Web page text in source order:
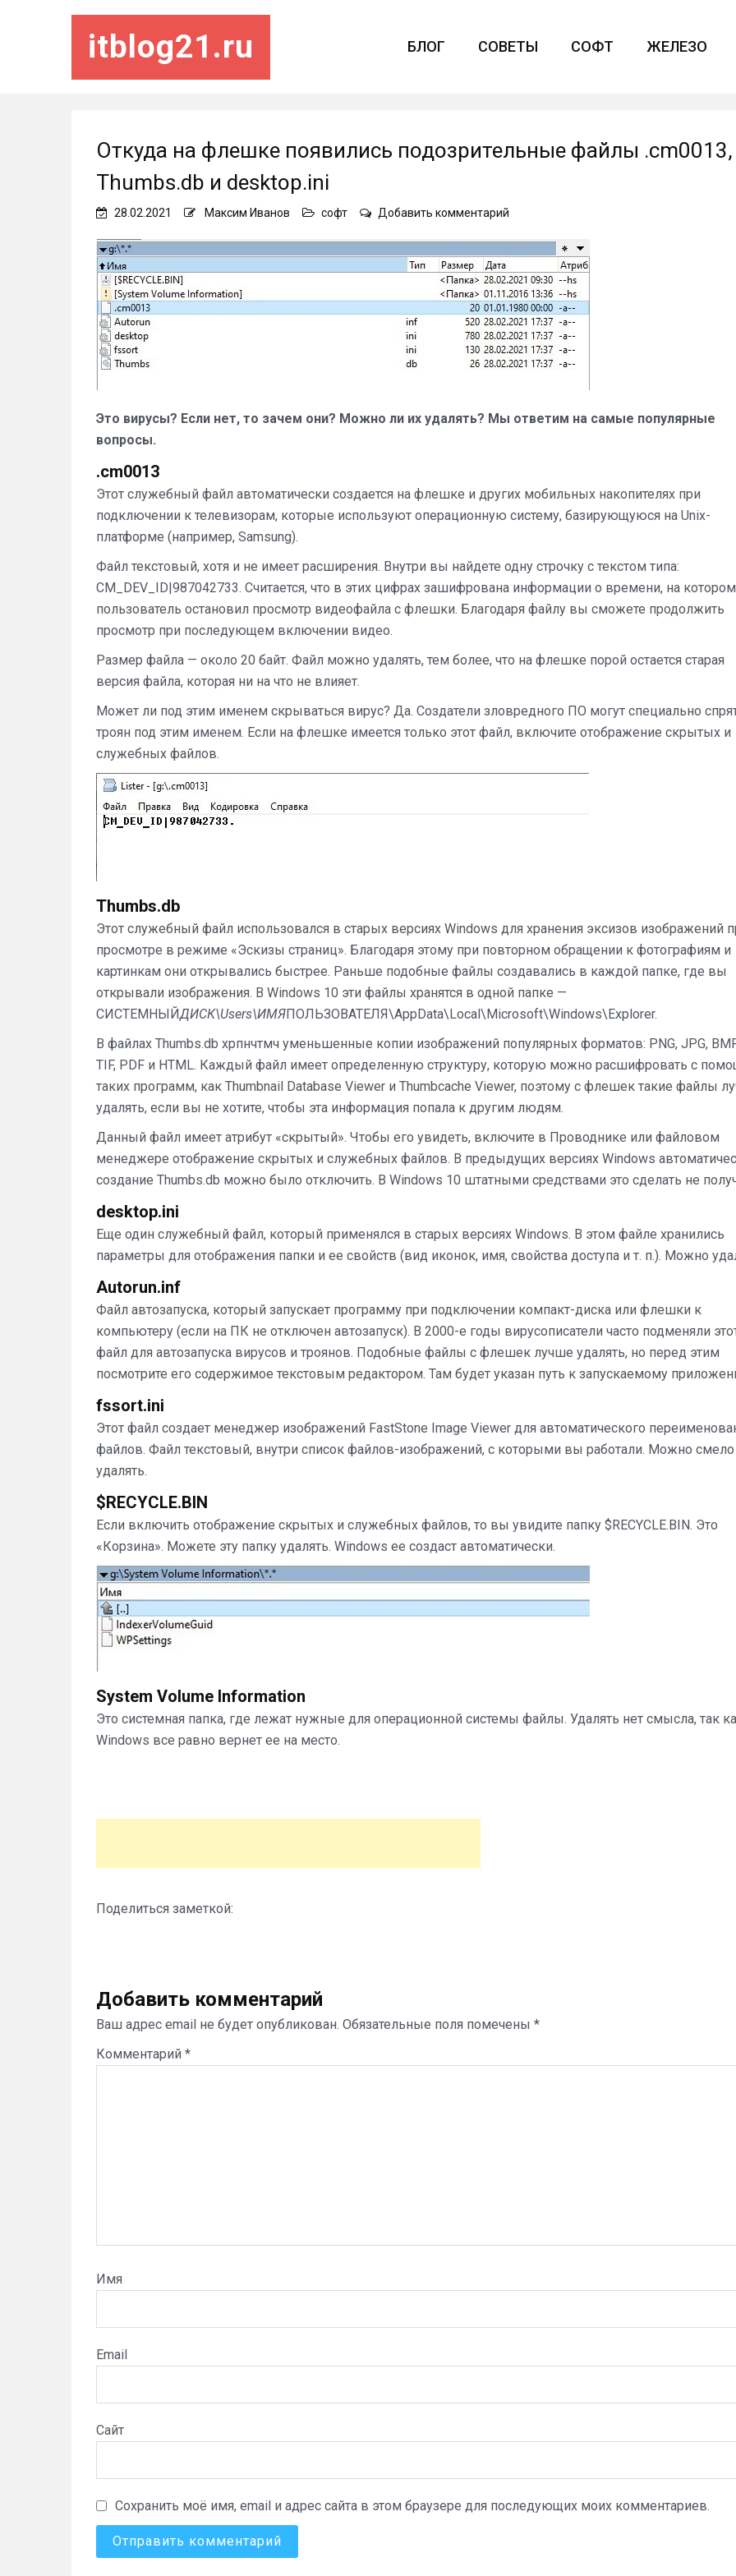
itblog21.ru БЛОГ СОВЕТЫ СОФТ ЖЕЛЕЗО
Откуда на флешке появились подозрительные файлы .cm0013,
Thumbs.db и desktop.ini
28.02.2021 Максим Иванов софт Добавить комментарий
на
появились
подозрительные
файлы
.cm0013,
Thumbs.db
и
Это вирусы? Если нет, то зачем они? Можно ли их удалять? Мы ответим на самые популярные
вопросы.
.cm0013
Этот служебный файл автоматически создается на флешке и других мобильных накопителях при
подключении к телевизорам, которые используют операционную систему, базирующуюся на Unix-
платформе (например, Samsung).
Файл текстовый, хотя и не имеет расширения. Внутри вы найдете одну строчку с текстом типа:
CM_DEV_ID|987042733. Считается, что в этих цифрах зашифрована информации о времени, на котором
пользователь остановил просмотр видеофайла с флешки. Благодаря файлу вы сможете продолжить
просмотр при последующем включении видео.
Размер файла — около 20 байт. Файл можно удалять, тем более, что на флешке порой остается старая
версия файла, которая ни на что не влияет.
Может ли под этим именем скрываться вирус? Да. Создатели зловредного ПО могут специально
троян под этим именем. Если на флешке имеется только этот файл, включите отображение скрытых и
служебных файлов.
Thumbs.db
Этот служебный файл использовался в старых версиях Windows для хранения эксизов изображений
просмотре в режиме «Эскизы страниц». Благодаря этому при повторном обращении к фотографиям и
картинкам они открывались быстрее. Раньше подобные файлы создавались в каждой папке, где вы
открывали изображения. В Windows 10 эти файлы хранятся в одной папке —
СИСТЕМНЫЙДИСК\Users\ИМЯПОЛЬЗОВАТЕЛЯ\AppData\Local\Microsoft\Windows\Explorer.
В файлах Thumbs.db хрпнчтмч уменьшенные копии изображений популярных форматов: PNG, JPG,
TIF, PDF и HTML. Каждый файл имеет определенную структуру, которую можно расшифровать с
таких программ, как Thumbnail Database Viewer и Thumbcache Viewer, поэтому с флешек такие файлы
удалять, если вы не хотите, чтобы эта информация попала к другим людям.
Данный файл имеет атрибут «скрытый». Чтобы его увидеть, включите в Проводнике или файловом
менеджере отображение скрытых и служебных файлов. В предыдущих версиях Windows
создание Thumbs.db можно было отключить. В Windows 10 штатными средствами это сделать не
desktop.ini
Еще один служебный файл, который применялся в старых версиях Windows. В этом файле хранились
параметры для отображения папки и ее свойств (вид иконок, имя, свойства доступа и т. п.). Можно
Autorun.inf
Файл автозапуска, который запускает программу при подключении компакт-диска или флешки к
компьютеру (если на ПК не отключен автозапуск). В 2000-е годы вирусописатели часто подменяли
файл для автозапуска вирусов и троянов. Подобные файлы с флешек лучше удалять, но перед этим
посмотрите его содержимое текстовым редактором. Там будет указан путь к запускаемому
fssort.ini
Этот файл создает менеджер изображений FastStone Image Viewer для автоматического
файлов. Файл текстовый, внутри список файлов-изображений, с которыми вы работали. Можно смело
удалять.
$RECYCLE.BIN
Если включить отображение скрытых и служебных файлов, то вы увидите папку $RECYCLE.BIN. Это
«Корзина». Можете эту папку удалять. Windows ее создаст автоматически.
System Volume Information
Это системная папка, где лежат нужные для операционной системы файлы. Удалять нет смысла, так
Windows все равно вернет ее на место.
Поделиться заметкой:
Добавить комментарий
Ваш адрес email не будет опубликован. Обязательные поля помечены *
Комментарий *
Имя
Email
Сайт
Сохранить моё имя, email и адрес сайта в этом браузере для последующих моих комментариев.